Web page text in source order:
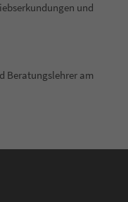
und
Beratungslehrer am